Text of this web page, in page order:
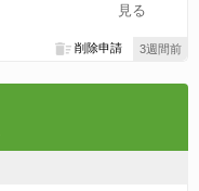
見る
3週間前
削除申請